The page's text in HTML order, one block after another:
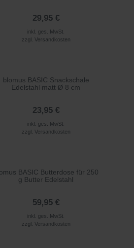
29,95 €
inkl. ges. MwSt.
zzgl. Versandkosten
blomus BASIC Snackschale
Edelstahl matt Ø 8 cm
23,95 €
inkl. ges. MwSt.
zzgl. Versandkosten
BASIC Butterdose für 250
g Butter Edelstahl
59,95 €
inkl. ges. MwSt.
zzgl. Versandkosten